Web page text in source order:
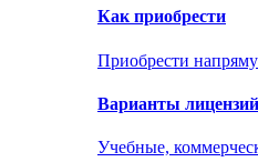
Как приобрести
Приобрести
Варианты лицензий
Учебные,